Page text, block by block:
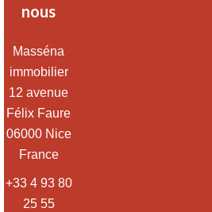
nous
Masséna
immobilier
12 avenue
Félix Faure
06000Nice
France
+33 4 93 80
25 55